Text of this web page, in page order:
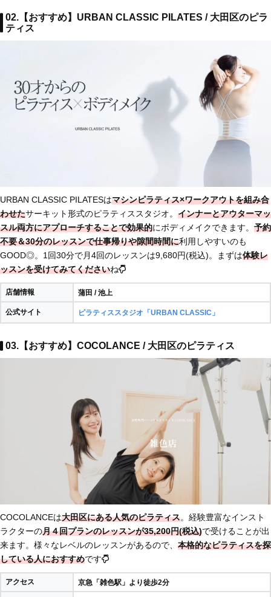
02.【おすすめ】URBAN CLASSIC PILATES / 大田区のピラ
ティス
URBAN CLASSIC PILATESはマシンピラティス×ワークアウトを組み合
わせたサーキット形式のピラティススタジオ。 インナーとアウターマッ
スル両方にアプローチすることで効果的にボディメイクできます。 予約
不要＆30分のレッスンで仕事帰りや隙間時間に利用しやすいのも
GOOD◎。1回30分で月4回のレッスンは9,680円(税込)。まずは体験レ
ッスンを受けてみてくださいね
店舗情報 蒲田 / 池上
公式サイト ピラティススタジオ「URBAN CLASSIC」
03.【おすすめ】COCOLANCE / 大田区のピラティス
COCOLANCEは大田区にある人気のピラティス。経験豊富なインスト
ラクターの月４回プランのレッスンが35,200円(税込)で受けることが出
来ます。様々なレベルのレッスンがあるので、 本格的なピラティスを探
している人におすすめです
アクセス 京急「雑色駅」より徒歩2分